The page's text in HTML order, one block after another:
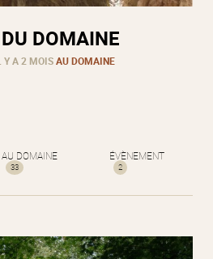
DOMAINE
Y A 2 MOISAU DOMAINE
AU DOMAINE
33
ÉVÈNEMENT
2